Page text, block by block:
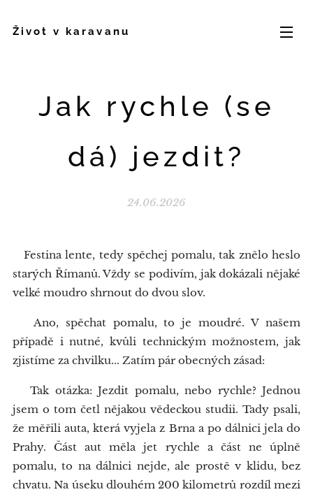
Život v karavanu
Jak rychle (se
dá) jezdit?
24.06.2026
Festina lente, tedy spěchej pomalu, tak znělo heslo
starých Římanů. Vždy se podivím, jak dokázali nějaké
velké moudro shrnout do dvou slov.
Ano, spěchat pomalu, to je moudré. V našem
případě i nutné, kvůli technickým možnostem, jak
zjistíme za chvilku... Zatím pár obecných zásad:
Tak otázka: Jezdit pomalu, nebo rychle? Jednou
jsem o tom četl nějakou vědeckou studii. Tady psali,
že měřili auta, která vyjela z Brna a po dálnici jela do
Prahy. Část aut měla jet rychle a část ne úplně
pomalu, to na dálnici nejde, ale prostě v klidu, bez
chvatu. Na úseku dlouhém 200 kilometrů rozdíl mezi